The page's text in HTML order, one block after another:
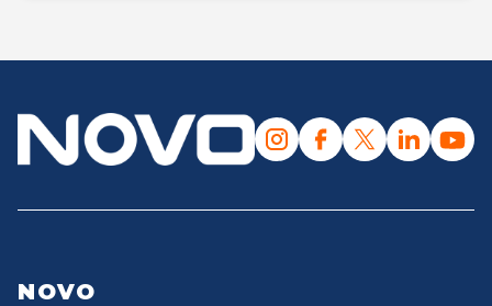
NOVO